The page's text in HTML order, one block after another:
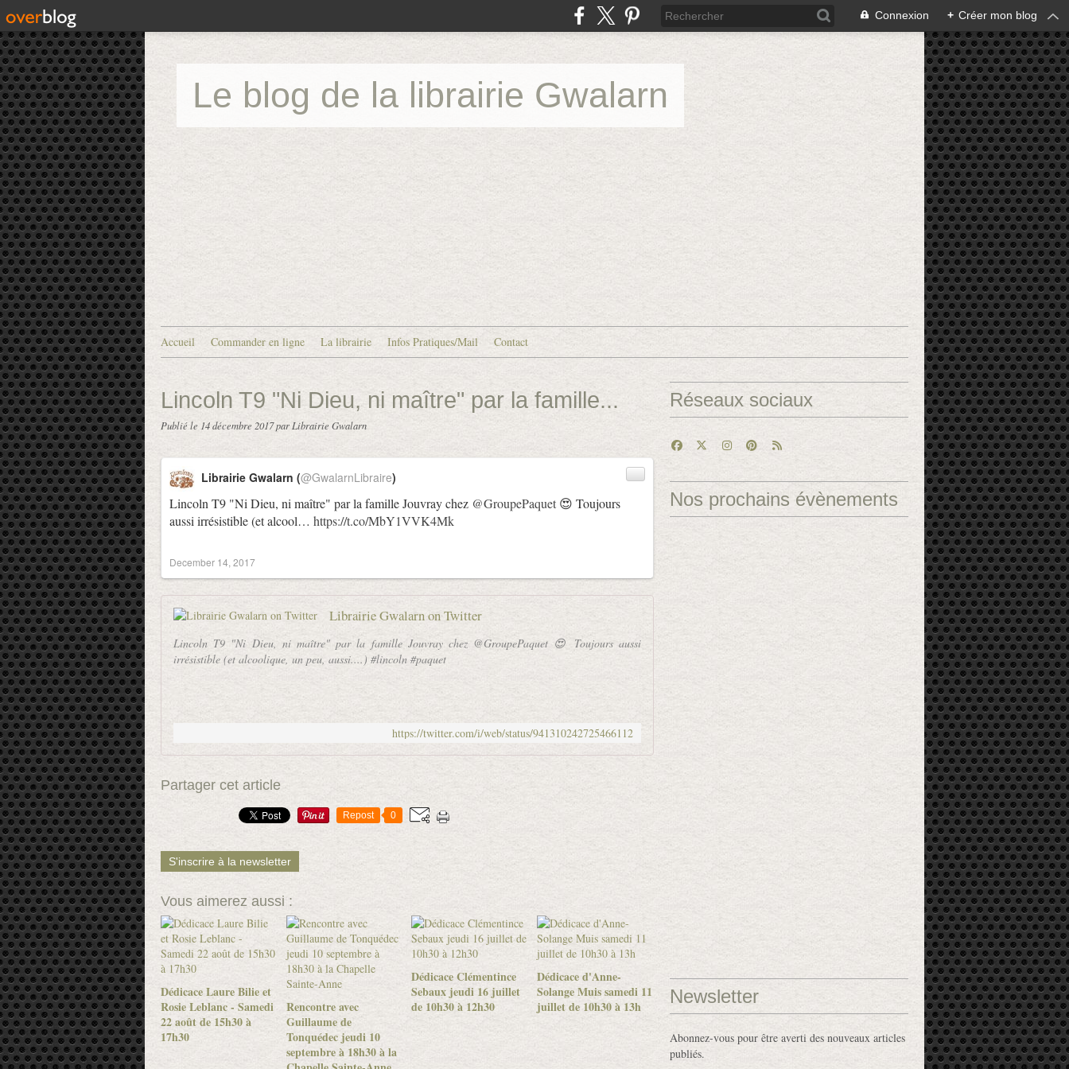
Connexion + Créer mon blog
Le blog de la librairie Gwalarn
Accueil Commander en ligne La librairie Infos Pratiques/Mail Contact
Lincoln T9 "Ni Dieu, ni maître" par la famille...
Publié le 14 décembre 2017par Librairie Gwalarn
Lincoln T9 "Ni Dieu, ni maître" par la famille Jouvray chez @GroupePaquet 😍 Toujours
aussi irrésistible (et alcool… https://t.co/MbY1VVK4Mk
Librairie Gwalarn (@GwalarnLibraire)
December 14, 2017
Librairie Gwalarn on Twitter
Lincoln T9 "Ni Dieu, ni maître" par la famille Jouvray chez @GroupePaquet 😍 Toujours aussi
irrésistible (et alcoolique, un peu, aussi....) #lincoln #paquet
https://twitter.com/i/web/status/941310242725466112
Partager cet article
Repost 0
S'inscrire à la newsletter
Vous aimerez aussi :
Dédicace Laure Bilie et
Rosie Leblanc - Samedi
22 août de 15h30 à
17h30
Rencontre avec
Guillaume de
Tonquédec jeudi 10
septembre à 18h30 à la
Dédicace Clémentince
Sebaux jeudi 16 juillet
de 10h30 à 12h30
Dédicace d'Anne-
Solange Muis samedi 11
juillet de 10h30 à 13h
Réseaux sociaux
Nos prochains évènements
Newsletter
Abonnez-vous pour être averti des nouveaux articles
publiés.